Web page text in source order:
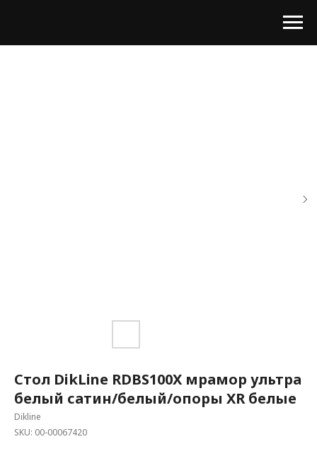
Стол DikLine RDBS100X мрамор ультра
белый сатин/белый/опоры XR белые
Dikline
SKU: 00-00067420